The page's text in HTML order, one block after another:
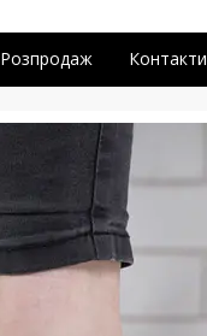
Розпродаж Контакти